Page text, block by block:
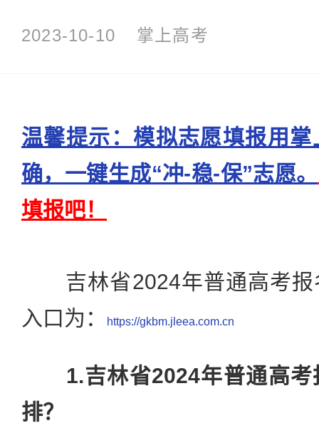
2023-10-10 掌上高考
温馨提示：模拟志愿填报用
确，一键生成“冲-稳-保”志愿。
填报吧！
吉林省2024年普通高考报
入口为：
https://gkbm.jleea.com.cn
1.吉林省2024年普通高考
排？